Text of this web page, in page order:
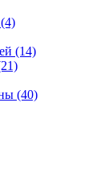
(4)
(14)
(40)